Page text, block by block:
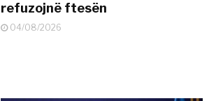
refuzojnë ftesën
04/08/2026